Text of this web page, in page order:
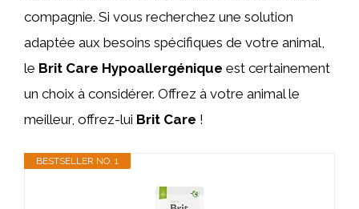
compagnie. Si vous recherchez une solution
adaptée aux besoins spécifiques de votre animal,
le Brit Care Hypoallergénique est certainement
un choix à considérer. Offrez à votre animal le
meilleur, offrez-lui Brit Care !
BESTSELLER NO. 1